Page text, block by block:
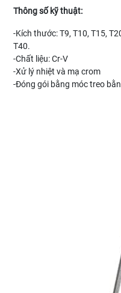
Thông số kỹ thuật:
-Kích thước: T9, T10, T15,
T40.
-Chất liệu: Cr-V
-Xử lý nhiệt và mạ crom
-Đóng gói bằng móc treo